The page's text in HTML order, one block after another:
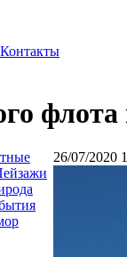
Контакты
флота
26/07/2020